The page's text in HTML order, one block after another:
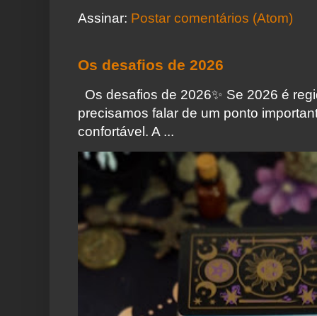
Assinar: Postar comentários (Atom)
Os desafios de 2026
Os desafios de 2026✨️ Se 2026 é
precisamos falar de um ponto
confortável. A ...